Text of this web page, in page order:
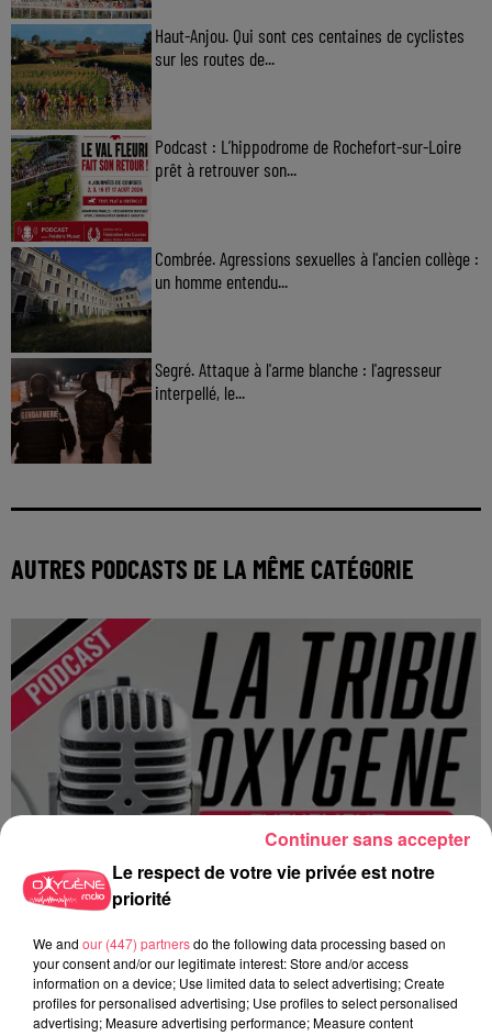
Haut-Anjou. Qui sont ces centaines de cyclistes
sur les routes de...
Podcast : L’hippodrome de Rochefort-sur-Loire
prêt à retrouver son...
Combrée. Agressions sexuelles à l'ancien collège :
un homme entendu...
Segré. Attaque à l'arme blanche : l'agresseur
interpellé, le...
AUTRES PODCASTS DE LA MÊME CATÉGORIE
Le respect de votre vie privée est notre
priorité
We and our (447) partnersdo the following data processing based on
your consent and/or our legitimate interest: Store and/or access
information on a device; Use limited data to select advertising; Create
profiles for personalised advertising; Use profiles to select personalised
advertising; Measure advertising performance; Measure content
Continuer sans accepter